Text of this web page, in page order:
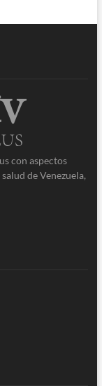
con aspectos
de Venezuela,